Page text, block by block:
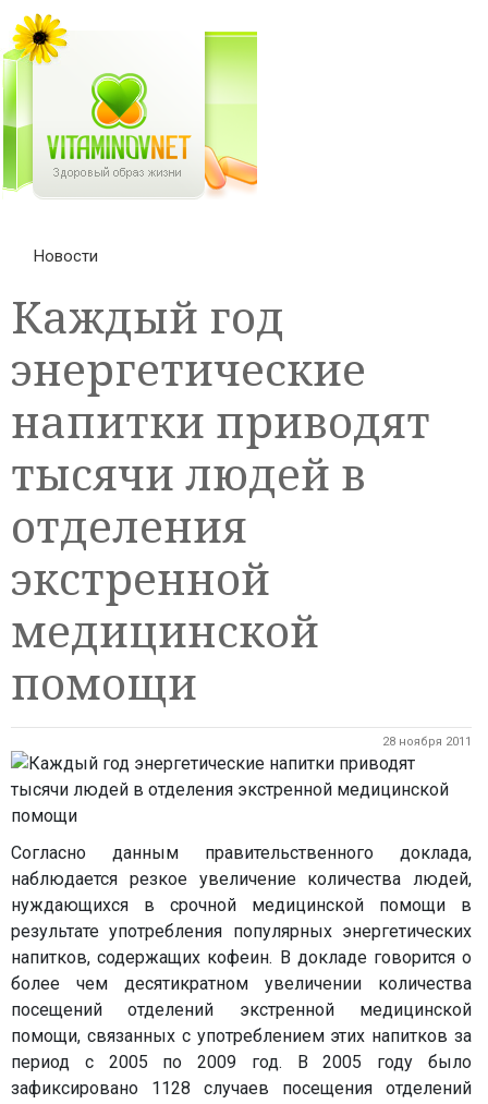
Новости
Каждый год
энергетические
напитки приводят
тысячи людей в
отделения
экстренной
медицинской
помощи
28 ноября 2011
Согласно данным правительственного доклада,
наблюдается резкое увеличение количества людей,
нуждающихся в срочной медицинской помощи в
результате употребления популярных энергетических
напитков, содержащих кофеин. В докладе говорится о
более чем десятикратном увеличении количества
посещений отделений экстренной медицинской
помощи, связанных с употреблением этих напитков за
период с 2005 по 2009 год. В 2005 году было
зафиксировано 1128 случаев посещения отделений